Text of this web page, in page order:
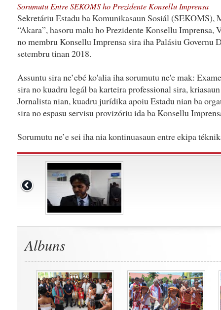
Sorumutu Entre SEKOMS ho Prezidente Konsellu Imprensa
Sekretáriu Estadu ba Komunikasaun Sosiál (SEKOMS),
“Akara”, hasoru malu ho Prezidente Konsellu
no membru Konsellu Imprensa sira iha Palásiu Governu
setembru tinan 2018.
Assuntu sira ne’ebé ko'alia iha sorumutu ne'e mak:
sira no kuadru legál ba karteira professional sira,
Jornalista nian, kuadru jurídika apoiu Estadu nian ba
sira no espasu servisu provizóriu ida ba Konsellu
Sorumutu ne’e sei iha nia kontinuasaun entre ekipa
Albuns